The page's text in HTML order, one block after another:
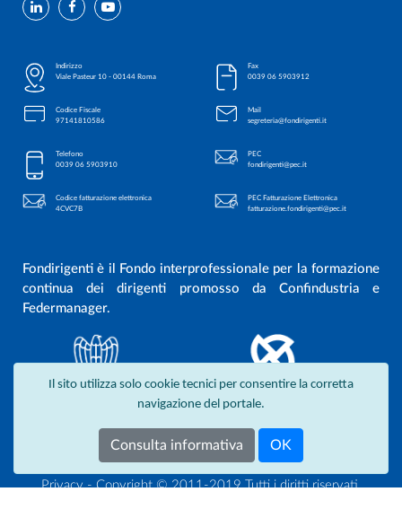
Il sito utilizza solo cookie tecnici per consentire la corretta
navigazione del portale.
Consulta informativa OK
Fondirigenti è il Fondo interprofessionale per la formazione
continua dei dirigenti promosso da Confindustria e
Federmanager.
Indirizzo
Viale Pasteur 10 - 00144 Roma
Codice Fiscale
97141810586
Telefono
0039 06 5903910
Codice fatturazione elettronica
4CVC7B
Fax
0039 06 5903912
Mail
segreteria@fondirigenti.it
PEC
fondirigenti@pec.it
PEC Fatturazione Elettronica
fatturazione.fondirigenti@pec.it
Privacy- Copyright © 2011-2019 Tutti i diritti riservati.